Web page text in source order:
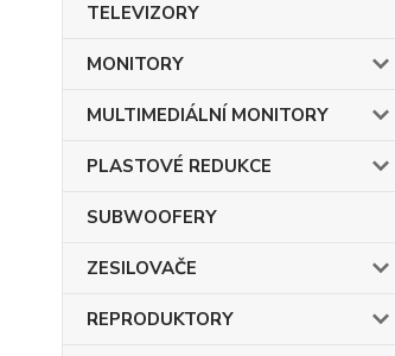
TELEVIZORY
MONITORY
MULTIMEDIÁLNÍ MONITORY
PLASTOVÉ REDUKCE
SUBWOOFERY
ZESILOVAČE
REPRODUKTORY